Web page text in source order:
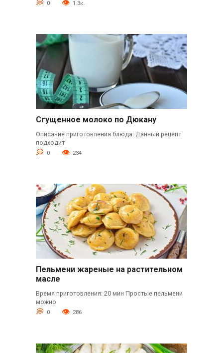
0 1.3к.
Сгущенное молоко по Дюкану
Описание приготовления блюда: Данный рецепт
подходит
0 234
Пельмени жареные на растительном
масле
Время приготовления: 20 мин Простые пельмени
можно
0 286